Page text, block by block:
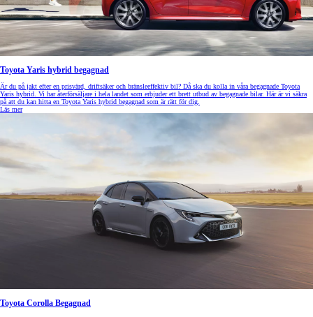
Toyota Yaris hybrid begagnad
Är du på jakt efter en prisvärd, driftsäker och bränsleeffektiv bil? Då ska du kolla in våra begagnade Toyota
Yaris hybrid. Vi har återförsäljare i hela landet som erbjuder ett brett utbud av begagnade bilar. Här är vi säkra
på att du kan hitta en Toyota Yaris hybrid begagnad som är rätt för dig.
Läs mer
Toyota Corolla Begagnad